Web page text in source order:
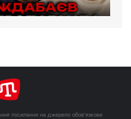
посилання на джерело обов'язкове